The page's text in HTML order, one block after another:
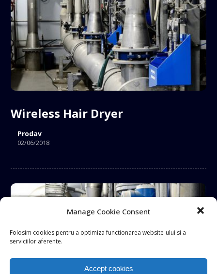
Manage Cookie Consent
Folosim cookies pentru a optimiza functionarea website-ului si a
serviciilor aferente.
Accept cookies
Wireless Hair Dryer
Prodav
02/06/2018